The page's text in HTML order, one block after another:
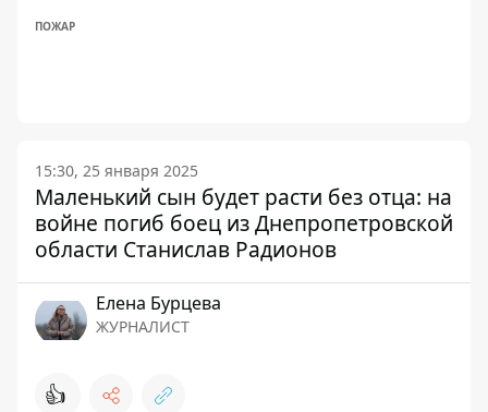
ПОЖАР
15:30, 25 января 2025
Маленький сын будет расти без отца: на
войне погиб боец ​​из Днепропетровской
области Станислав Радионов
Елена Бурцева
ЖУРНАЛИСТ
👍